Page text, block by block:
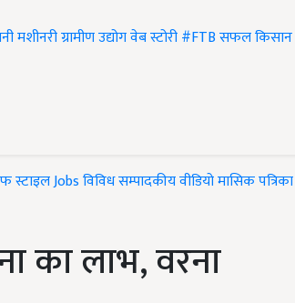
मशीनरीग्रामीण उद्योगवेब स्टोरी#FTBसफल किसान
स्टाइलJobsविविधसम्पादकीयवीडियोमासिक पत्रिका
का लाभ, वरना